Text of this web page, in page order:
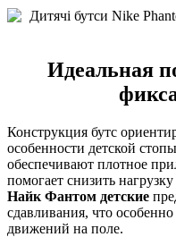
Идеальная
Конструкция бутс
особенности детской
обеспечивают плотное
помогает снизить
Найк Фантом детские
сдавливания, что
движений на поле.